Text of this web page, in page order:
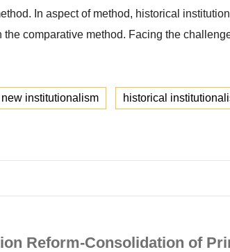
In aspect of method, historical
comparative method. Facing the
new institutionalism historical
Reform-Consolidation of